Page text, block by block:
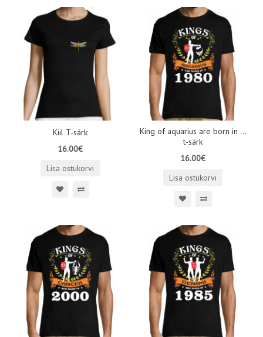
Kiil T-särk
16.00€
Lisa ostukorvi
King of aquarius are born in ...
t-särk
16.00€
Lisa ostukorvi